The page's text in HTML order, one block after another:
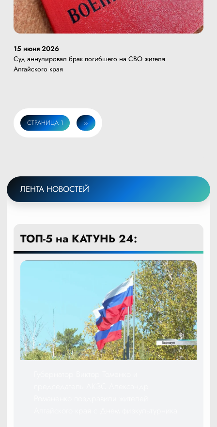
15 июня 2026
Суд аннулировал брак погибшего на СВО жителя
Алтайского края
Нумерация
СТРАНИЦА 1
СЛЕДУЮЩАЯ
СТРАНИЦА
››
ЛЕНТА НОВОСТЕЙ
ТОП-5 на КАТУНЬ 24: